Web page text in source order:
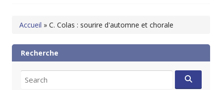
Accueil » C. Colas : sourire d'automne et chorale
Recherche
for: